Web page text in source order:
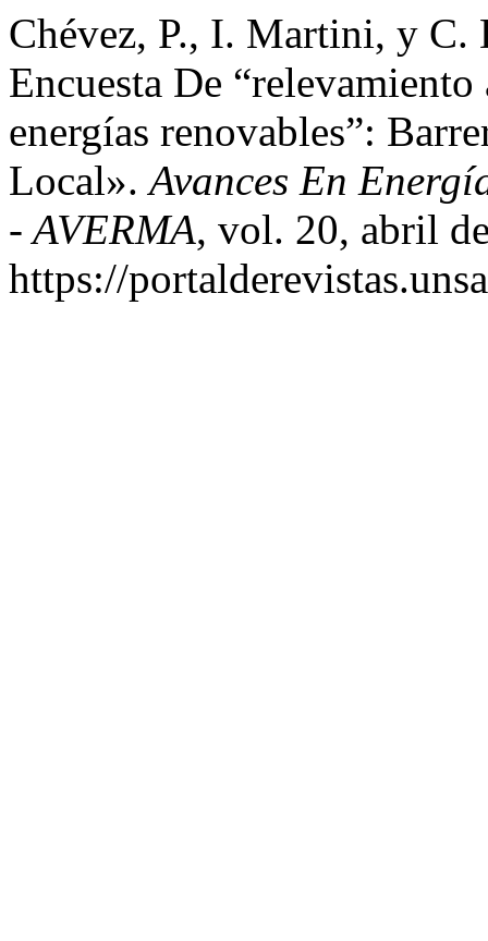
Chévez, P., I. Martini, y
Encuesta De
energías renovables”:
Local».Avances En
- AVERMA, vol. 20, abril
https://